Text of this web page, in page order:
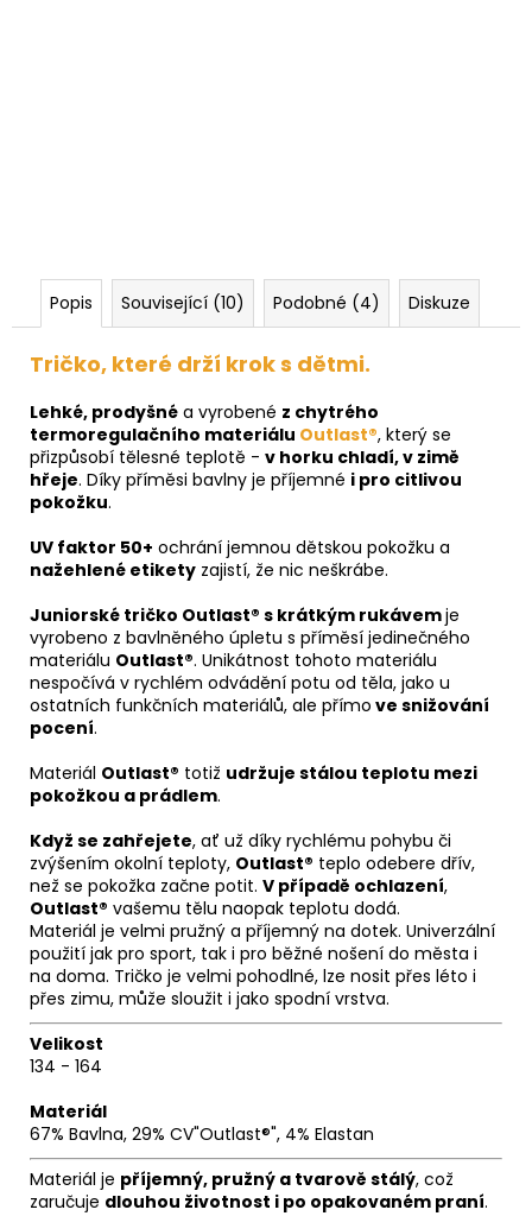
Popis Související (10) Podobné (4) Diskuze
Tričko, které drží krok s dětmi.
Lehké, prodyšné a vyrobené z chytrého
termoregulačního materiálu Outlast®, který se
přizpůsobí tělesné teplotě - v horku chladí, v zimě
hřeje. Díky příměsi bavlny je příjemné i pro citlivou
pokožku.
UV faktor 50+ ochrání jemnou dětskou pokožku a
nažehlené etikety zajistí, že nic neškrábe.
Juniorské tričko Outlast® s krátkým rukávemje
vyrobeno z bavlněného úpletu s příměsí jedinečného
materiálu Outlast®. Unikátnost tohoto materiálu
nespočívá v rychlém odvádění potu od těla, jako u
ostatních funkčních materiálů, ale přímo ve snižování
pocení.
Materiál Outlast® totiž udržuje stálou teplotu mezi
pokožkou a prádlem.
Když se zahřejete, ať už díky rychlému pohybu či
zvýšením okolní teploty, Outlast® teplo odebere dřív,
než se pokožka začne potit. V případě ochlazení,
Outlast® vašemu tělu naopak teplotu dodá.
Materiál je velmi pružný a příjemný na dotek. Univerzální
použití jak pro sport, tak i pro běžné nošení do města i
na doma. Tričko je velmi pohodlné, lze nosit přes léto i
přes zimu, může sloužit i jako spodní vrstva.
Velikost
134 - 164
Materiál
67% Bavlna, 29% CV"Outlast®", 4% Elastan
Materiál je příjemný, pružný a tvarově stálý, což
zaručuje dlouhou životnost i po opakovaném praní.